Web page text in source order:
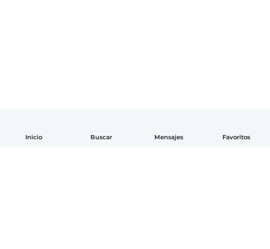
Inicio Buscar Mensajes Favoritos